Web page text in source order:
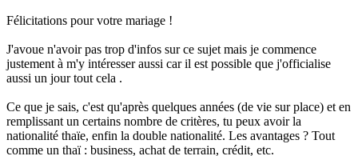
Félicitations pour votre mariage !
J'avoue n'avoir pas trop d'infos sur ce sujet mais je commence
justement à m'y intéresser aussi car il est possible que j'officialise
aussi un jour tout cela .
Ce que je sais, c'est qu'après quelques années (de vie sur place) et en
remplissant un certains nombre de critères, tu peux avoir la
nationalité thaïe, enfin la double nationalité. Les avantages ? Tout
comme un thaï : business, achat de terrain, crédit, etc.